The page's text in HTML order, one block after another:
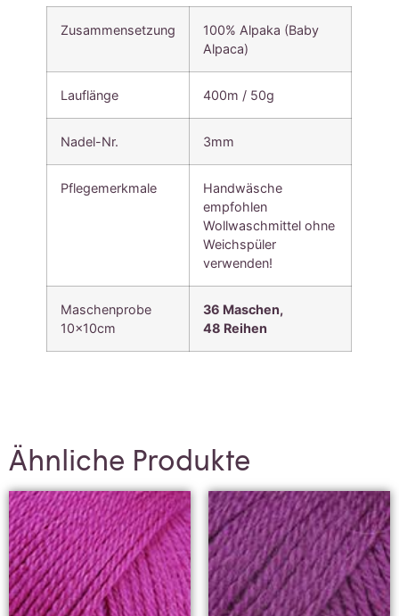
Zusammensetzung
100% Alpaka (Baby
Alpaca)
Lauflänge 400m / 50g
Nadel-Nr. 3mm
Pflegemerkmale
Handwäsche
empfohlen
Wollwaschmittel ohne
Weichspüler
verwenden!
Maschenprobe
10x10cm
36 Maschen,
48 Reihen
Ähnliche Produkte